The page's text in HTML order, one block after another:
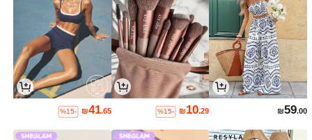
₪59.00
₪10.29
%15-
₪41.65
%15-